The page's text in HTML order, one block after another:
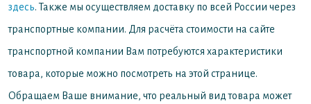
здесь. Также мы осуществляем доставку по всей России через
транспортные компании. Для расчёта стоимости на сайте
транспортной компании Вам потребуются характеристики
товара, которые можно посмотреть на этой странице.
Обращаем Ваше внимание, что реальный вид товара может